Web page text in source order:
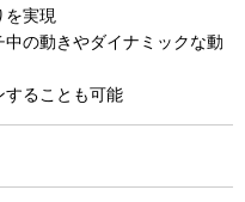
を実現
中の動きやダイナミックな動
することも可能